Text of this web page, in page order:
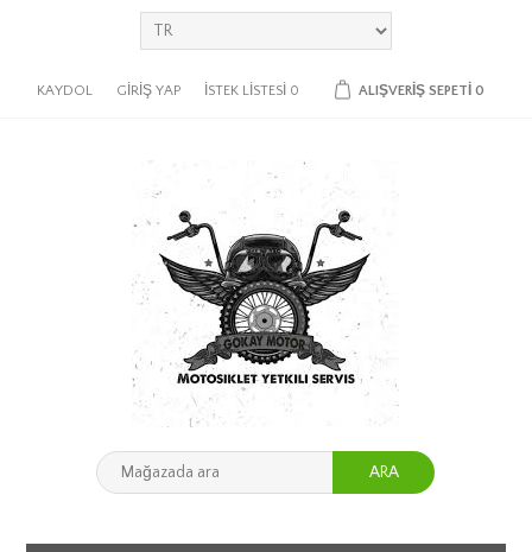
KAYDOL GIRIŞ YAP İSTEK LISTESI 0 ALIŞVERIŞ SEPETI 0
ARA